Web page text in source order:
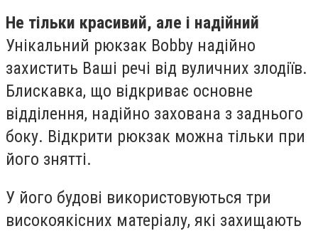
Не тільки красивий, але і надійний
Унікальний рюкзак Bobby надійно
захистить Ваші речі від вуличних злодіїв.
Блискавка, що відкриває основне
відділення, надійно захована з заднього
боку. Відкрити рюкзак можна тільки при
його знятті.
У його будові використовуються три
високоякісних матеріалу, які захищають